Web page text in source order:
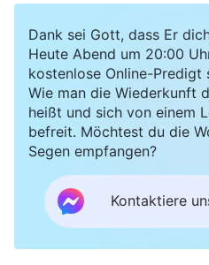
Nachricht traf mich wie
Himmel und
Hoffnungen und
konnte ich es nicht
nicht umhin, Gott in
noch ein paar gesunde
wollte Gott sogar bitten,
verkürzen, um ihres zu
Dank sei Gott, dass Er
Heute Abend um 20:00
kostenlose Online-Predigt
Wie man die Wiederkunft
heißt und sich von einem
befreit. Möchtest du die
Segen empfangen?
Kontaktiere